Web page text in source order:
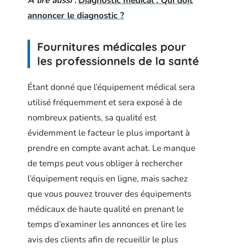
annoncer le diagnostic ?
Fournitures médicales pour
les professionnels de la santé
Étant donné que l’équipement médical sera
utilisé fréquemment et sera exposé à de
nombreux patients, sa qualité est
évidemment le facteur le plus important à
prendre en compte avant achat. Le manque
de temps peut vous obliger à rechercher
l’équipement requis en ligne, mais sachez
que vous pouvez trouver des équipements
médicaux de haute qualité en prenant le
temps d’examiner les annonces et lire les
avis des clients afin de recueillir le plus